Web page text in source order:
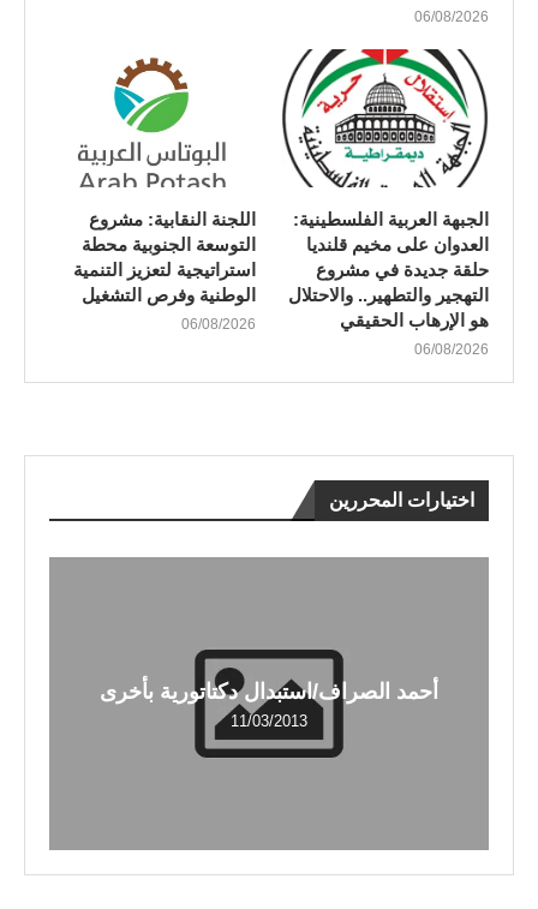
06/08/2026
الجبهة العربية الفلسطينية:
العدوان على مخيم قلنديا
حلقة جديدة في مشروع
التهجير والتطهير.. والاحتلال
هو الإرهاب الحقيقي
06/08/2026
اللجنة النقابية: مشروع
التوسعة الجنوبية محطة
استراتيجية لتعزيز التنمية
الوطنية وفرص التشغيل
06/08/2026
اختيارات المحررين
أحمد الصراف/استبدال دكتاتورية بأخرى
11/03/2013